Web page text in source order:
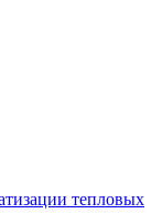
тепловых